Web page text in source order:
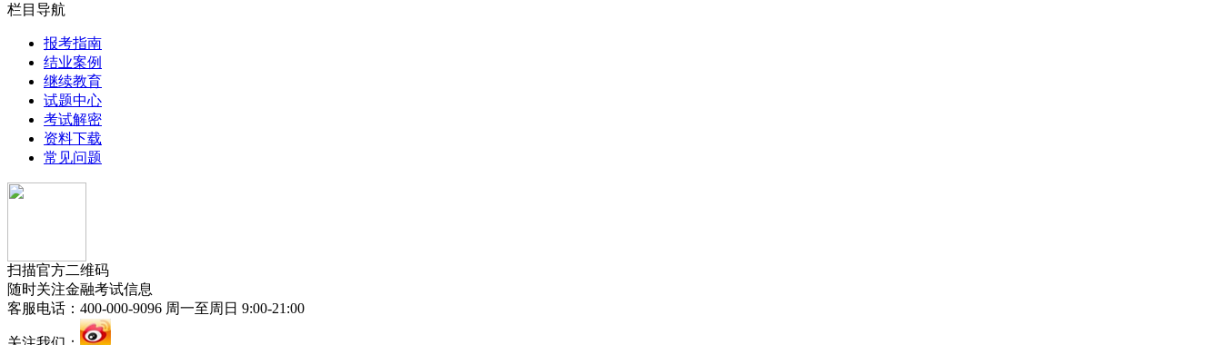
栏目导航
报考指南
结业案例
继续教育
试题中心
考试解密
资料下载
常见问题
扫描官方二维码
随时关注金融考试信息
客服电话：400-000-9096 周一至周日 9:00-21:00